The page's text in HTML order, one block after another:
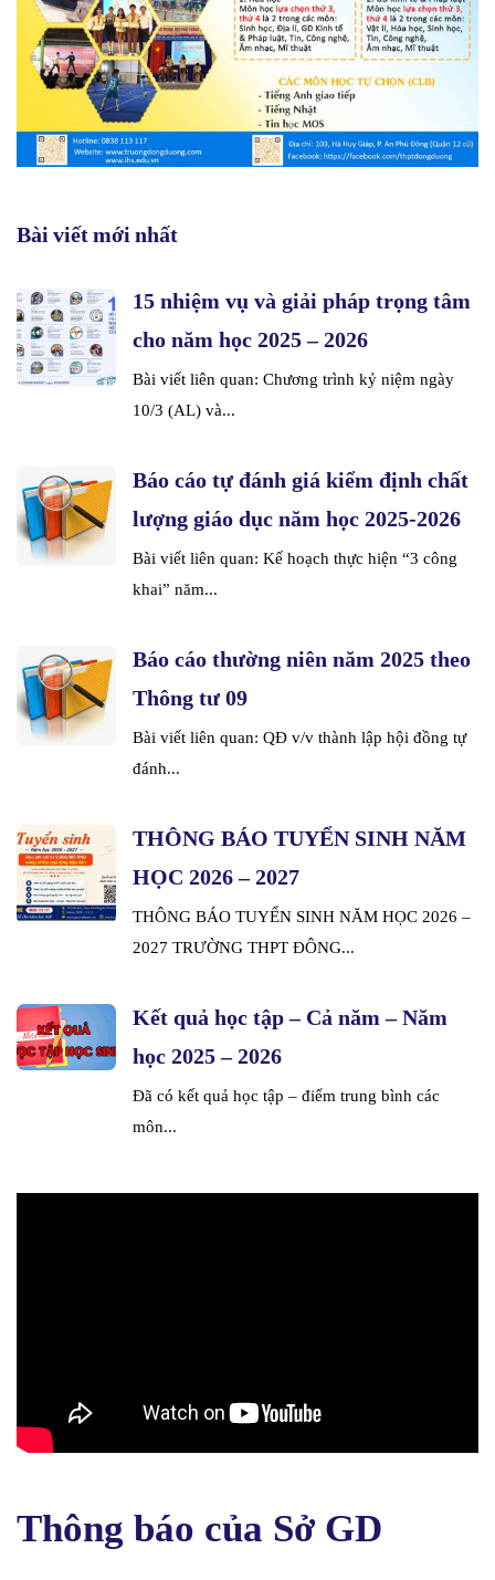
Bài viết mới nhất
15 nhiệm vụ và giải pháp trọng tâm
cho năm học 2025 – 2026
Bài viết liên quan: Chương trình kỷ niệm ngày
10/3 (AL) và...
Báo cáo tự đánh giá kiểm định chất
lượng giáo dục năm học 2025-2026
Bài viết liên quan: Kế hoạch thực hiện “3 công
khai” năm...
Báo cáo thường niên năm 2025 theo
Thông tư 09
Bài viết liên quan: QĐ v/v thành lập hội đồng tự
đánh...
THÔNG BÁO TUYỂN SINH NĂM
HỌC 2026 – 2027
THÔNG BÁO TUYỂN SINH NĂM HỌC 2026 –
2027 TRƯỜNG THPT ĐÔNG...
Kết quả học tập – Cả năm – Năm
học 2025 – 2026
Đã có kết quả học tập – điểm trung bình các
môn...
Thông báo của Sở GD